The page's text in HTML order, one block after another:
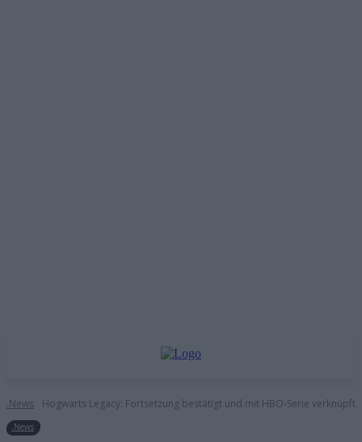
.News Hogwarts Legacy: Fortsetzung bestätigt und mit HBO-Serie verknüpft
.News